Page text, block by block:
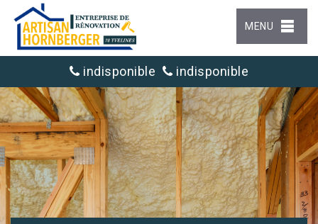
MENU
indisponible indisponible